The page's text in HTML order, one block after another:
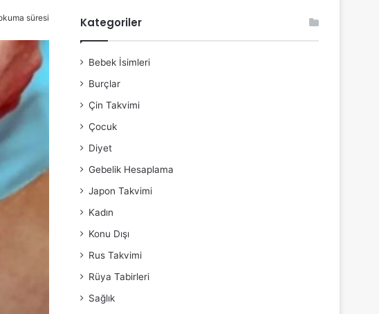
süresi Kategoriler
Bebek İsimleri
Burçlar
Çin Takvimi
Çocuk
Diyet
Gebelik Hesaplama
Japon Takvimi
Kadın
Konu Dışı
Rus Takvimi
Rüya Tabirleri
Sağlık